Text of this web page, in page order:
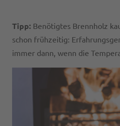
Tipp: Benötigtes Brennholz
schon frühzeitig:
immer dann, wenn die